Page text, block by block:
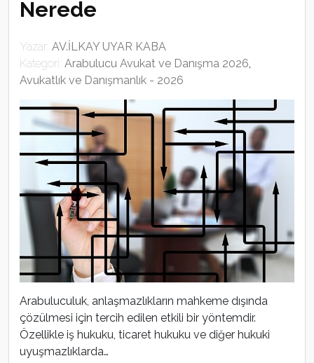
Nerede
Yazar: AV.İLKAY UYAR KABA
Kategori: Arabulucu Avukat ve Danışma 2026,
Avukatlık ve Danışmanlık - 2026
Arabuluculuk, anlaşmazlıkların mahkeme dışında
çözülmesi için tercih edilen etkili bir yöntemdir.
Özellikle iş hukuku, ticaret hukuku ve diğer hukuki
uyuşmazlıklarda…